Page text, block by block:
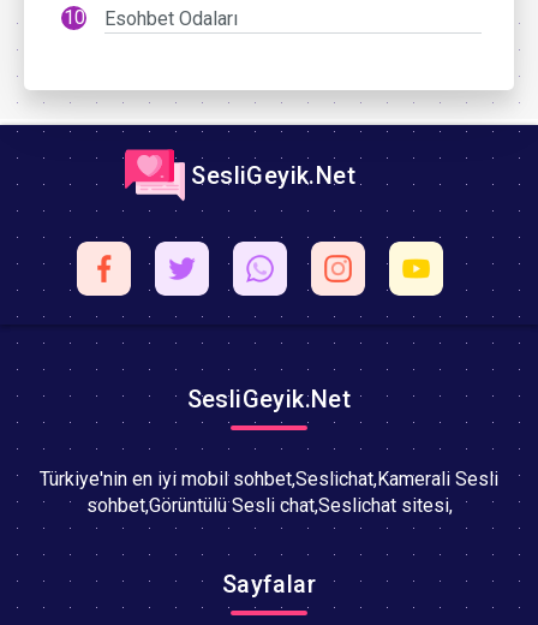
Esohbet Odaları
SesliGeyik.Net
SesliGeyik.Net
Türkiye'nin en iyi mobil sohbet,Seslichat,Kamerali Sesli
sohbet,Görüntülü Sesli chat,Seslichat sitesi,
Sayfalar